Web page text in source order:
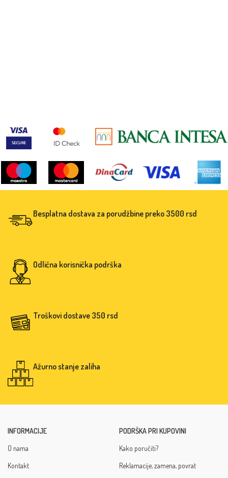
Besplatna dostava za porudžbine preko 3500 rsd
Odlična korisnička podrška
Troškovi dostave 350 rsd
Ažurno stanje zaliha
INFORMACIJE
O nama
Kontakt
PODRŠKA PRI KUPOVINI
Kako poručiti?
Reklamacije, zamena, povrat